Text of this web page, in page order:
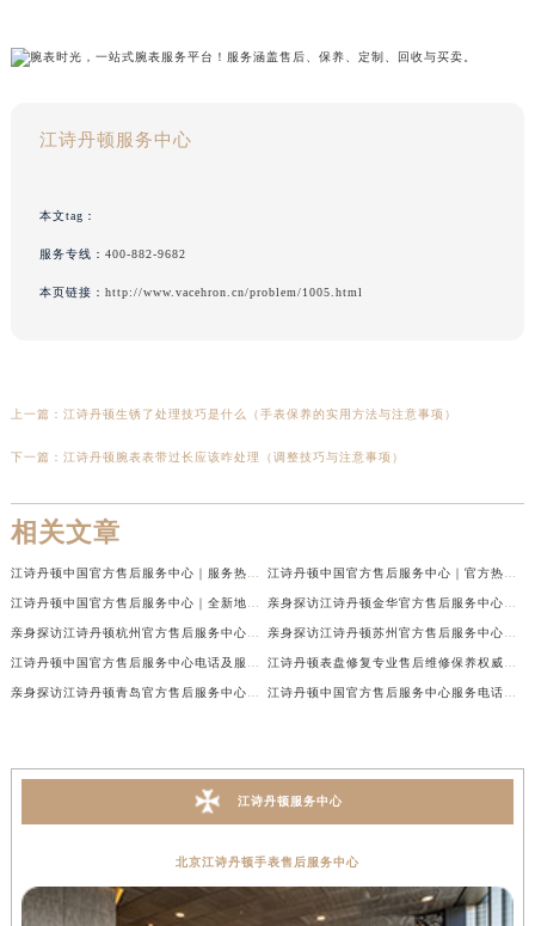
江诗丹顿服务中心
本文tag：
服务专线： 400-882-9682
本页链接： http://www.vacehron.cn/problem/1005.html
上一篇： 江诗丹顿生锈了处理技巧是什么（手表保养的实用方法与注意事项）
下一篇： 江诗丹顿腕表表带过长应该咋处理（调整技巧与注意事项）
相关文章
江诗丹顿服务中心
北京江诗丹顿手表售后服务中心